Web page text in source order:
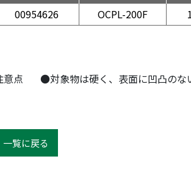
00954626
OCPL-200F
意点 ●対象物は硬く、表面に凹凸のな
一覧に戻る